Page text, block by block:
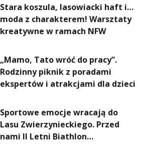
Stara koszula, lasowiacki haft i…
moda z charakterem! Warsztaty
kreatywne w ramach NFW
„Mamo, Tato wróć do pracy”.
Rodzinny piknik z poradami
ekspertów i atrakcjami dla dzieci
Sportowe emocje wracają do
Lasu Zwierzynieckiego. Przed
nami II Letni Biathlon